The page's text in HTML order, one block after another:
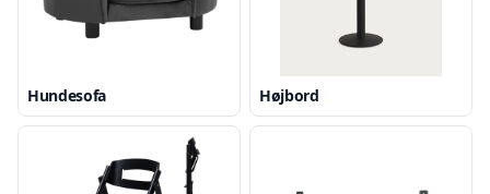
Hundesofa Højbord